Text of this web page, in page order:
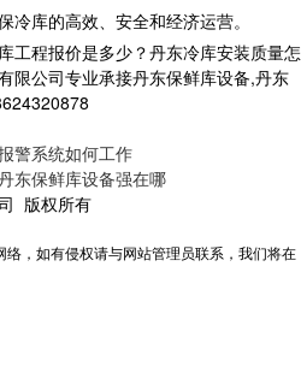
库的高效、安全和经济运营。
工程报价是多少？丹东冷库安装质量怎
限公司专业承接丹东保鲜库设备,丹东
警系统如何工作
东保鲜库设备强在哪
版权所有
，如有侵权请与网站管理员联系，我们将在